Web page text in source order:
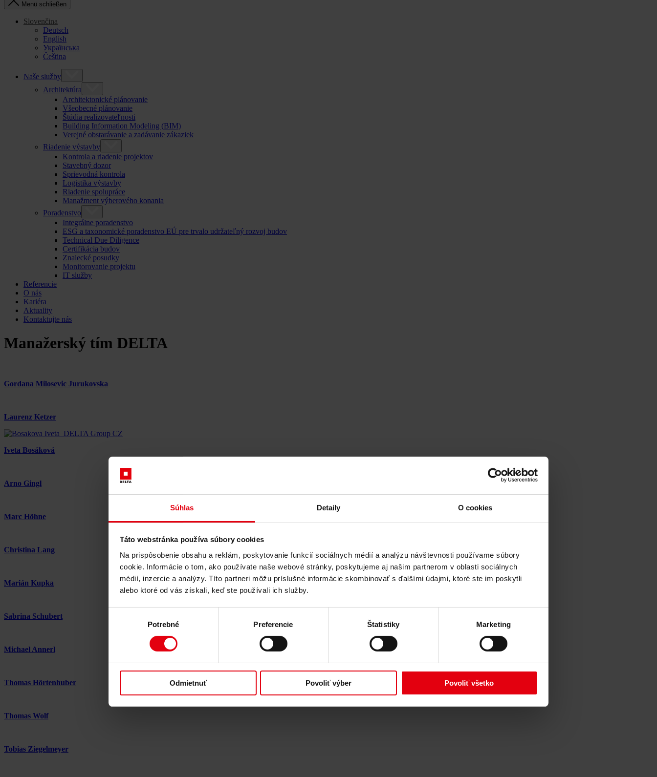
Súhlas Detaily O cookies
Táto webstránka používa súbory cookies
Na prispôsobenie obsahu a reklám, poskytovanie funkcií sociálnych médií a analýzu návštevnosti používame súbory
cookie. Informácie o tom, ako používate naše webové stránky, poskytujeme aj našim partnerom v oblasti sociálnych
médií, inzercie a analýzy. Títo partneri môžu príslušné informácie skombinovať s ďalšími údajmi, ktoré ste im poskytli
alebo ktoré od vás získali, keď ste používali ich služby.
Potrebné Preferencie Štatistiky Marketing
Odmietnuť Povoliť výber Povoliť všetko
Menü schließen
Slovenčina
Deutsch
English
Українська
Čeština
Naše služby
Architektúra
Architektonické plánovanie
Všeobecné plánovanie
Štúdia realizovateľnosti
Building Information Modeling (BIM)
Verejné obstarávanie a zadávanie zákaziek
Riadenie výstavby
Kontrola a riadenie projektov
Stavebný dozor
Sprievodná kontrola
Logistika výstavby
Riadenie spolupráce
Manažment výberového konania
Poradenstvo
Integrálne poradenstvo
ESG a taxonomické poradenstvo EÚ pre trvalo udržateľný rozvoj budov
Technical Due Diligence
Certifikácia budov
Znalecké posudky
Monitorovanie projektu
IT služby
Referencie
O nás
Kariéra
Aktuality
Kontaktujte nás
Manažerský tím DELTA
Gordana Milosevic Jurukovska
Laurenz Ketzer
Iveta Bosáková
Arno Gingl
Marc Höhne
Christina Lang
Marián Kupka
Sabrina Schubert
Michael Annerl
Thomas Hörtenhuber
Thomas Wolf
Tobias Ziegelmeyer